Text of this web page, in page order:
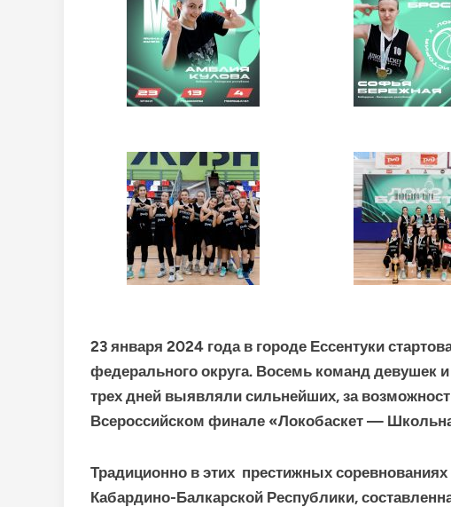
23 января 2024 года в городе Ессентуки
федерального округа. Восемь команд девушек
трех дней выявляли сильнейших, за
Всероссийском финале «Локобаскет —
Традиционно в этих престижных
Кабардино-Балкарской Республики,